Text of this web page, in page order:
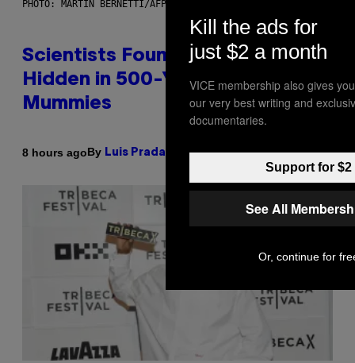
PHOTO: MARTIN BERNETTI/AFP VIA GETTY IMAGES
Scientists Found Smallpox DNA
Hidden in 500-Year-Old Chilean
Mummies
8 hours agoBy Luis Prada
Kill the ads for
just $2 a month
VICE membership also gives
our very best writing and
documentaries.
Support for $2
See All
Or, continue for